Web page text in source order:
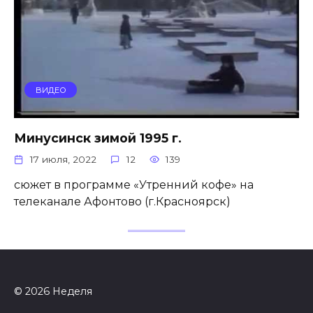
ВИДЕО
Минусинск зимой 1995 г.
17 июля, 2022 12 139
сюжет в программе «Утренний кофе» на
телеканале Афонтово (г.Красноярск)
© 2026 Неделя